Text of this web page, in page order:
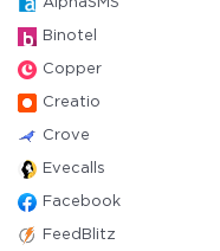
AlphaSMS
Binotel
Copper
Creatio
Crove
Evecalls
Facebook
FeedBlitz